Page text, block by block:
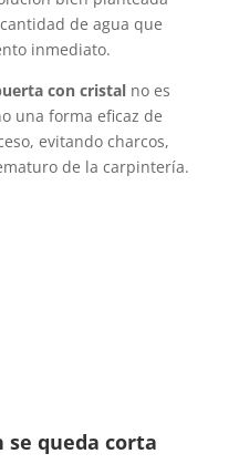
de agua que
inmediato.
con cristalno es
una forma eficaz de
evitando charcos,
de la carpintería.
se queda corta